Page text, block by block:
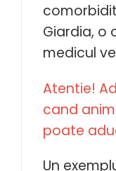
Giardia, o
medicul
Atentie!
cand
poate
Un